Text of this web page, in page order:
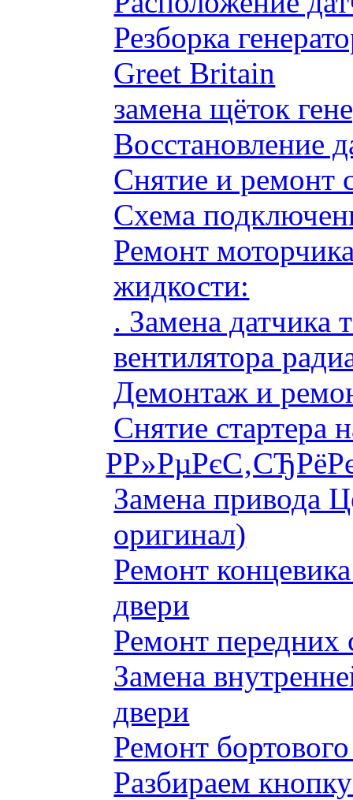
Резборка
Greet Britain
замена щёток
Восстановление
Снятие и ремонт
Схема
Ремонт
жидкости:
. Замена
вентилятора
Демонтаж и
Снятие
Замена привода
оригинал)
Ремонт
двери
Ремонт передних
Замена
двери
Ремонт
Разбираем